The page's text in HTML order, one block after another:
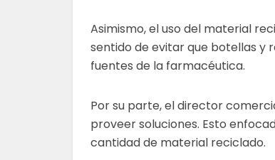
Asimismo, el uso del material
sentido de evitar que botellas y
fuentes de la farmacéutica.
Por su parte, el director
proveer soluciones. Esto
cantidad de material reciclado.